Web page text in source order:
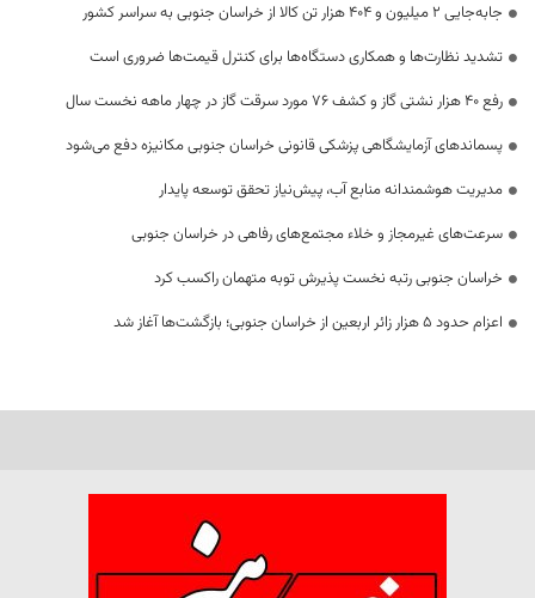
جابه‌جایی 2 میلیون و 404 هزار تن کالا از خراسان جنوبی به سراسر کشور
تشدید نظارت‌ها و همکاری دستگاه‌ها برای کنترل قیمت‌ها ضروری است
رفع 40 هزار نشتی گاز و کشف 76 مورد سرقت گاز در چهار ماهه نخست سال
پسماندهای آزمایشگاهی پزشکی قانونی خراسان جنوبی مکانیزه دفع می‌شود
مدیریت هوشمندانه منابع آب، پیش‌نیاز تحقق توسعه پایدار
سرعت‌های غیرمجاز و خلاء مجتمع‌های رفاهی در خراسان جنوبی
خراسان جنوبی رتبه نخست پذیرش توبه متهمان راکسب کرد
اعزام حدود 5 هزار زائر اربعین از خراسان جنوبی؛ بازگشت‌ها آغاز شد